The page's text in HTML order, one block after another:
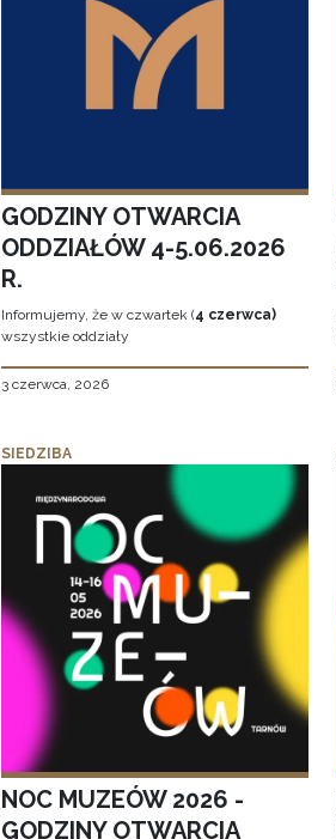
GODZINY OTWARCIA
ODDZIAŁÓW 4-5.06.2026
R.
Informujemy, że w czwartek (4 czerwca)
wszystkie oddziały
3 czerwca, 2026
SIEDZIBA
NOC MUZEÓW 2026 -
GODZINY OTWARCIA